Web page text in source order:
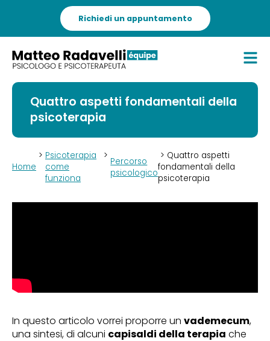
Richiedi un appuntamento
Quattro aspetti fondamentali della
psicoterapia
Home
> Psicoterapia
come
funziona
> Percorso
psicologico
> Quattro aspetti
fondamentali della
psicoterapia
In questo articolo vorrei proporre un vademecum,
una sintesi, di alcuni capisaldi della terapia che